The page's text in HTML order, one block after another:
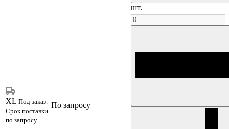
шт.
XL Под заказ.
Срок поставки
по запросу.
По запросу